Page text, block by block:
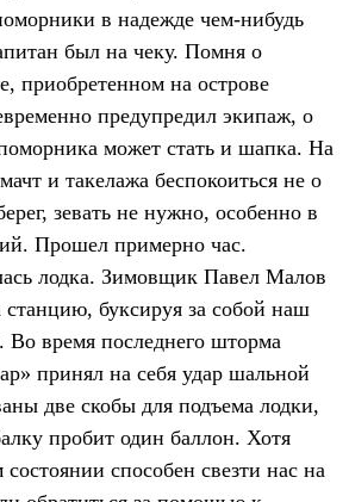
в надежде чем-нибудь
был на чеку. Помня о
приобретенном на острове
предупредил экипаж, о
может стать и шапка. На
и такелажа беспокоиться не о
зевать не нужно, особенно в
Прошел примерно час.
лодка. Зимовщик Павел Малов
станцию, буксируя за собой наш
Во время последнего шторма
принял на себя удар шальной
две скобы для подъема лодки,
пробит один баллон. Хотя
способен свезти нас на